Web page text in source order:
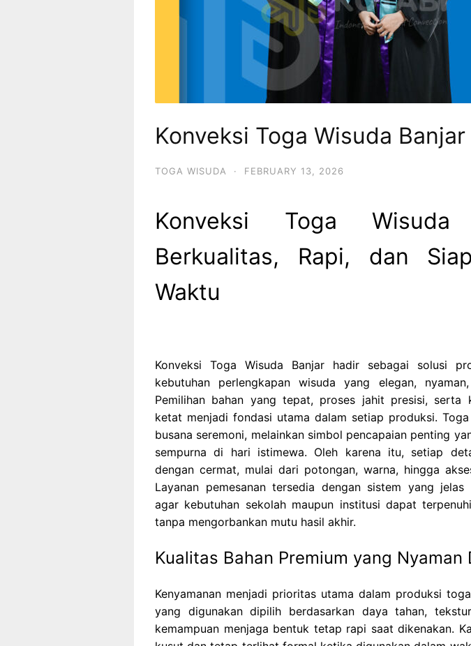
Konveksi Toga Wisuda Banjar
TOGA WISUDA · FEBRUARY 13, 2026
Konveksi Toga Wisuda
Berkualitas, Rapi, dan
Waktu
Konveksi Toga Wisuda Banjar hadir sebagai solusi
kebutuhan perlengkapan wisuda yang elegan,
Pemilihan bahan yang tepat, proses jahit presisi, serta
ketat menjadi fondasi utama dalam setiap produksi.
busana seremoni, melainkan simbol pencapaian penting
sempurna di hari istimewa. Oleh karena itu, setiap
dengan cermat, mulai dari potongan, warna, hingga
Layanan pemesanan tersedia dengan sistem yang
agar kebutuhan sekolah maupun institusi dapat
tanpa mengorbankan mutu hasil akhir.
Kualitas Bahan Premium yang Nyaman
Kenyamanan menjadi prioritas utama dalam produksi
yang digunakan dipilih berdasarkan daya tahan,
kemampuan menjaga bentuk tetap rapi saat dikenakan.